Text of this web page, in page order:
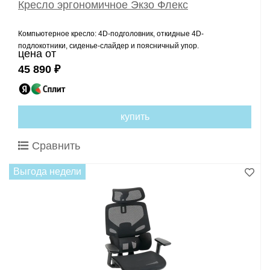
Кресло эргономичное Экзо Флекс
Компьютерное кресло: 4D-подголовник, откидные 4D-
подлокотники, сиденье-слайдер и поясничный упор.
цена от
45 890 ₽
купить
Сравнить
Выгода недели